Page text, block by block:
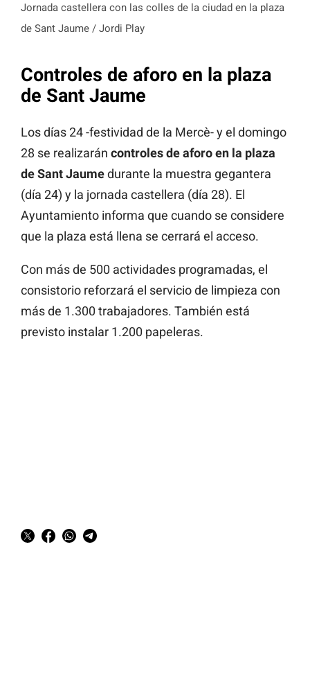
Jornada castellera con las colles de la ciudad en la plaza
de Sant Jaume / Jordi Play
Controles de aforo en la plaza
de Sant Jaume
Los días 24 -festividad de la Mercè- y el domingo
28 se realizarán controles de aforo en la plaza
de Sant Jaumedurante la muestra gegantera
(día 24) y la jornada castellera (día 28). El
Ayuntamiento informa que cuando se considere
que la plaza está llena se cerrará el acceso.
Con más de 500 actividades programadas, el
consistorio reforzará el servicio de limpieza con
más de 1.300 trabajadores. También está
previsto instalar 1.200 papeleras.